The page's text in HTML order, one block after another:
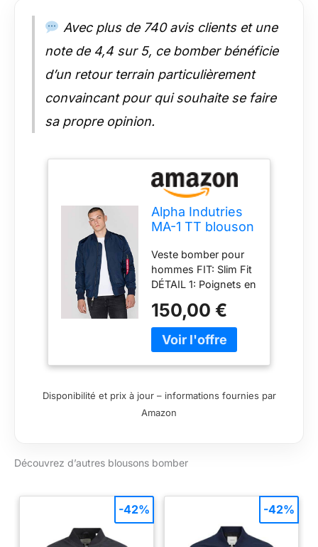
Avec plus de 740 avis clients et une
note de 4,4 sur 5, ce bomber bénéficie
d’un retour terrain particulièrement
convaincant pour qui souhaite se faire
sa propre opinion.
Alpha Indutries
MA-1 TT blouson
homme Rep.Blue
Veste bomber pour
hommes FIT: Slim Fit
DÉTAIL 1: Poignets en
"Remove Before
Flight" (supprimer
avant le vol)
150,00 €
Disponibilité et prix à jour – informations fournies par
Amazon
Découvrez d’autres blousons bomber
-42% -42%